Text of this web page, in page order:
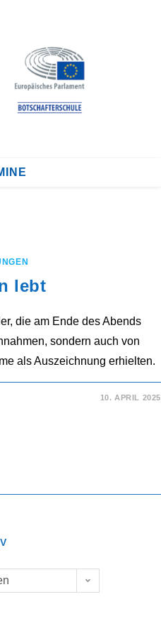
lebt
die am Ende des Abends
sondern auch von
als Auszeichnung erhielten.
10. APRIL 2025